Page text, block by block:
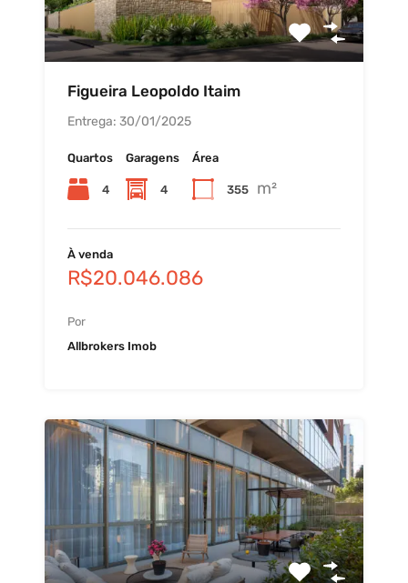
Figueira Leopoldo Itaim
Entrega: 30/01/2025
Quartos
4
Garagens
4
Área
355 m²
À venda
R$20.046.086
Por
Allbrokers Imob